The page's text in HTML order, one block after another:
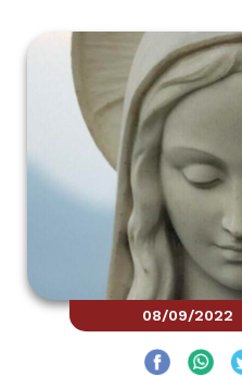
08/09/2022